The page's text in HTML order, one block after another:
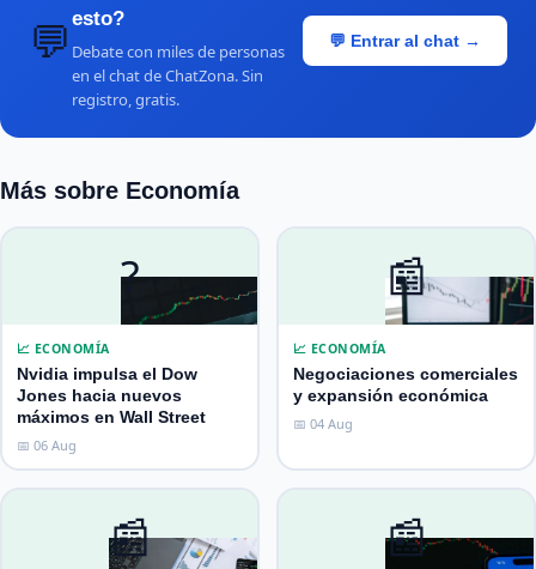
💬 esto?
Debate con miles de personas
en el chat de ChatZona. Sin
registro, gratis.
💬 Entrar al chat →
Más sobre Economía
?
📈 ECONOMÍA
Nvidia impulsa el Dow
Jones hacia nuevos
máximos en Wall Street
📅 06 Aug
📰
📈 ECONOMÍA
Negociaciones comerciales
y expansión económica
📅 04 Aug
📰 📰